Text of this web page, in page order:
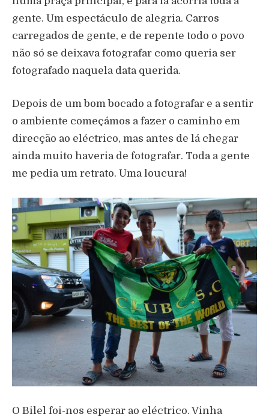
gente. Um espectáculo de alegria. Carros
carregados de gente, e de repente todo o povo
não só se deixava fotografar como queria ser
fotografado naquela data querida.
Depois de um bom bocado a fotografar e a sentir
o ambiente começámos a fazer o caminho em
direcção ao eléctrico, mas antes de lá chegar
ainda muito haveria de fotografar. Toda a gente
me pedia um retrato. Uma loucura!
O Bilel foi-nos esperar ao eléctrico. Vinha